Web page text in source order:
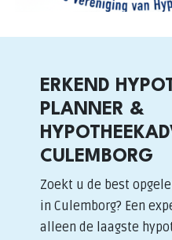
ERKEND
PLANNER &
CULEMBORG
Zoekt u de best
in Culemborg? Een
alleen de laagste